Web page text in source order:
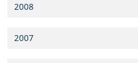
2008
2007